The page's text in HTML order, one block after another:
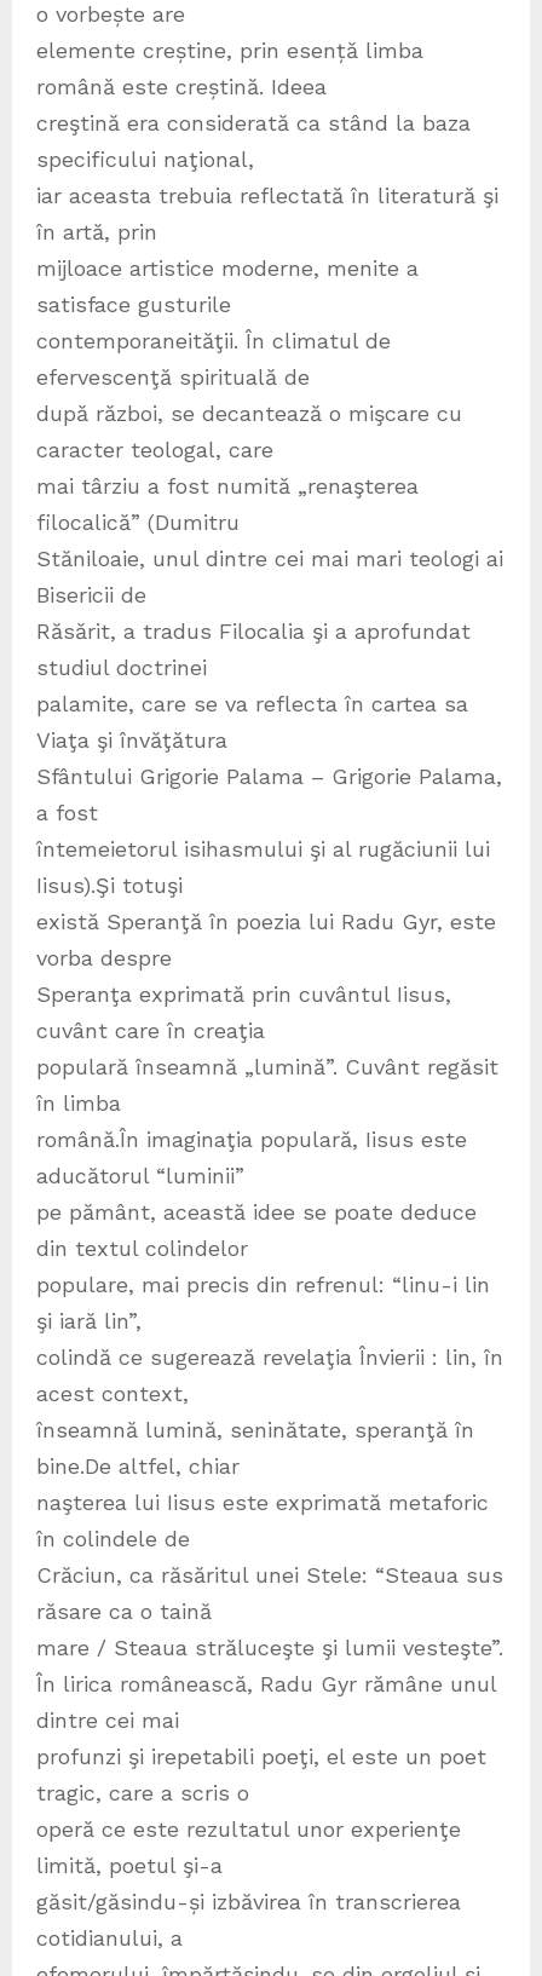
o vorbește are
elemente creștine, prin esență limba
română este creștină. Ideea
creştină era considerată ca stând la baza
specificului naţional,
iar aceasta trebuia reflectată în literatură şi
în artă, prin
mijloace artistice moderne, menite a
satisface gusturile
contemporaneităţii. În climatul de
efervescenţă spirituală de
după război, se decantează o mişcare cu
caracter teologal, care
mai târziu a fost numită „renaşterea
filocalică” (Dumitru
Stăniloaie, unul dintre cei mai mari teologi ai
Bisericii de
Răsărit, a tradus Filocalia şi a aprofundat
studiul doctrinei
palamite, care se va reflecta în cartea sa
Viaţa şi învăţătura
Sfântului Grigorie Palama – Grigorie Palama,
a fost
întemeietorul isihasmului şi al rugăciunii lui
Iisus).Şi totuşi
există Speranţă în poezia lui Radu Gyr, este
vorba despre
Speranţa exprimată prin cuvântul Iisus,
cuvânt care în creaţia
populară înseamnă „lumină”. Cuvânt regăsit
în limba
română.În imaginaţia populară, Iisus este
aducătorul “luminii”
pe pământ, această idee se poate deduce
din textul colindelor
populare, mai precis din refrenul: “linu-i lin
şi iară lin”,
colindă ce sugerează revelaţia Învierii : lin, în
acest context,
înseamnă lumină, seninătate, speranţă în
bine.De altfel, chiar
naşterea lui Iisus este exprimată metaforic
în colindele de
Crăciun, ca răsăritul unei Stele: “Steaua sus
răsare ca o taină
mare / Steaua străluceşte şi lumii vesteşte”.
În lirica românească, Radu Gyr rămâne unul
dintre cei mai
profunzi şi irepetabili poeţi, el este un poet
tragic, care a scris o
operă ce este rezultatul unor experienţe
limită, poetul şi-a
găsit/găsindu-și izbăvirea în transcrierea
cotidianului, a